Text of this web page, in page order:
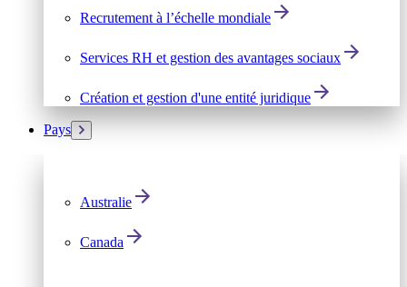
Recrutement à l’échelle mondiale
Services RH et gestion des avantages sociaux
Création et gestion d'une entité juridique
Pays
Australie
Canada